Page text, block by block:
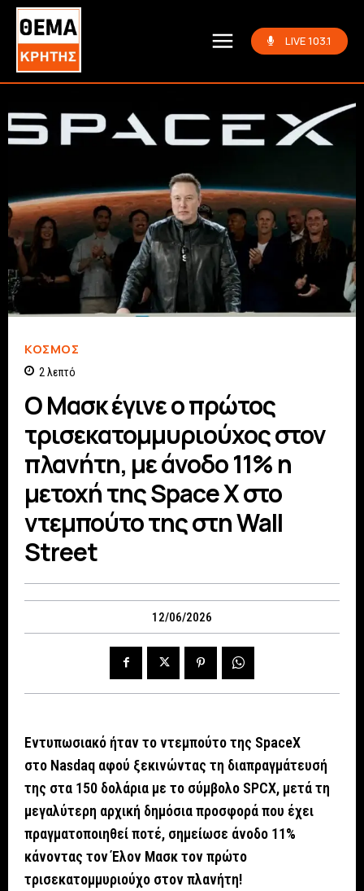
LIVE 103.1
ΚΌΣΜΟΣ
2 λεπτό
Ο Μασκ έγινε ο πρώτος
τρισεκατομμυριούχος στον
πλανήτη, με άνοδο 11% η
μετοχή της Space X στο
ντεμπούτο της στη Wall
Street
12/06/2026
Εντυπωσιακό ήταν το ντεμπούτο της SpaceX
στο Nasdaq αφού ξεκινώντας τη διαπραγμάτευσή
της στα 150 δολάρια με το σύμβολο SPCX, μετά τη
μεγαλύτερη αρχική δημόσια προσφορά που έχει
πραγματοποιηθεί ποτέ, σημείωσε άνοδο 11%
κάνοντας τον Έλον Μασκ τον πρώτο
τρισεκατομμυριούχο στον πλανήτη!